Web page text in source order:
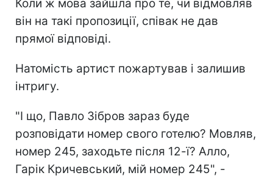
Коли ж мова зайшла про те, чи відмовляв
він на такі пропозиції, співак не дав
прямої відповіді.
Натомість артист пожартував і залишив
інтригу.
"І що, Павло Зібров зараз буде
розповідати номер свого готелю? Мовляв,
номер 245, заходьте після 12-ї? Алло,
Гарік Кричевський, мій номер 245", -